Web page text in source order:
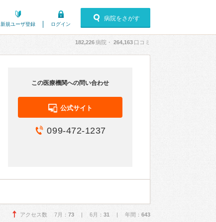
新規ユーザ登録 ログイン
病院をさがす
182,226病院・ 264,163 口コミ
この医療機関への問い合わせ
公式サイト
099-472-1237
アクセス数 7月： 73 | 6月： 31 | 年間： 643